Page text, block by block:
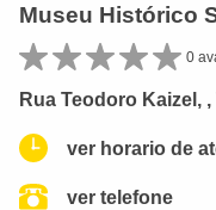
Museu Histórico
0
Rua Teodoro Kaizel,
ver horario de
ver telefone